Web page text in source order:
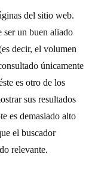
del sitio web.
ser un buen aliado
decir, el volumen
únicamente
es otro de los
sus resultados
es demasiado alto
el buscador
relevante.